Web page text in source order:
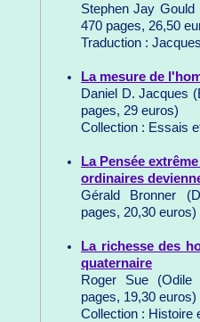
Stephen Jay Gould
470 pages, 26,50
Traduction :
La mesure de
Daniel D. Jacques
pages, 29 euros)
Collection : Essais
La Pensée
ordinaires
Gérald Bronner
pages, 20,30 euros)
La richesse des
quaternaire
Roger Sue
pages, 19,30 euros)
Collection : Histoire